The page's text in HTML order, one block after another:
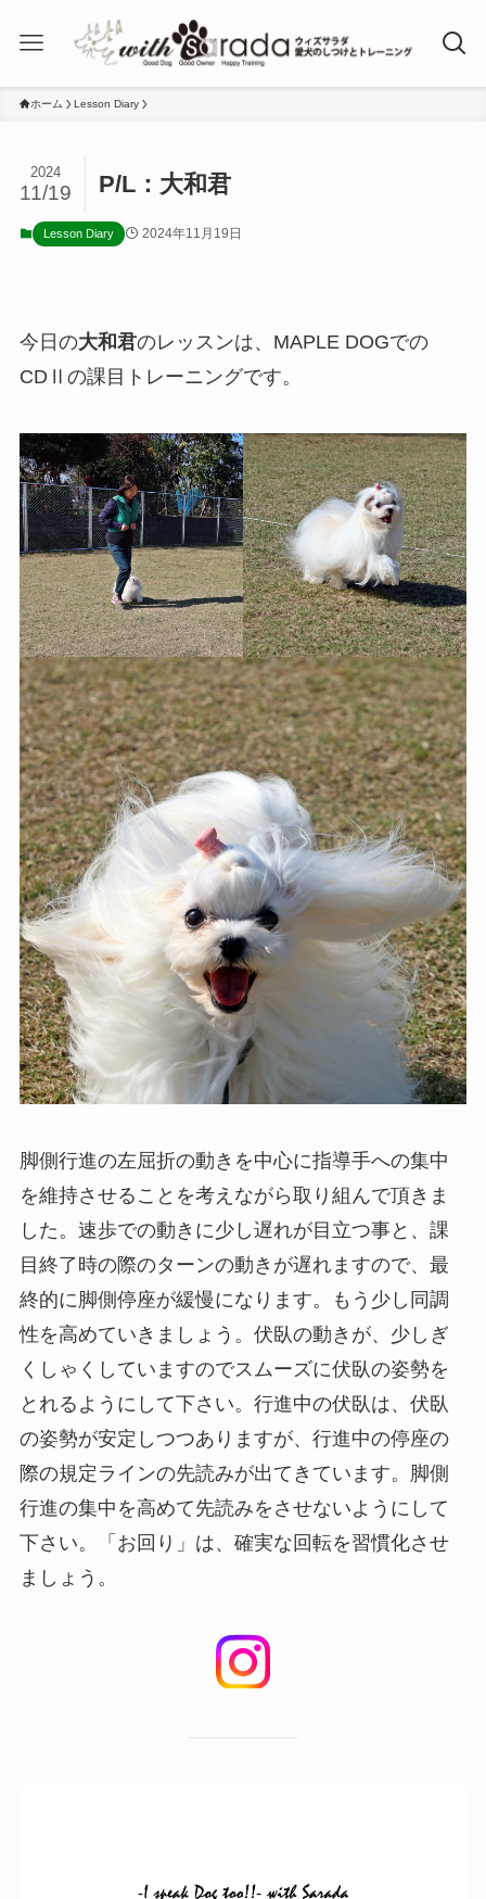
ホーム Lesson Diary
P/L：大和君
2024
11/19
Lesson Diary 2024年11月19日
今日の大和君のレッスンは、MAPLE DOGでの
CDⅡの課目トレーニングです。
脚側行進の左屈折の動きを中心に指導手への集中
を維持させることを考えながら取り組んで頂きま
した。速歩での動きに少し遅れが目立つ事と、課
目終了時の際のターンの動きが遅れますので、最
終的に脚側停座が緩慢になります。もう少し同調
性を高めていきましょう。伏臥の動きが、少しぎ
くしゃくしていますのでスムーズに伏臥の姿勢を
とれるようにして下さい。行進中の伏臥は、伏臥
の姿勢が安定しつつありますが、行進中の停座の
際の規定ラインの先読みが出てきています。脚側
行進の集中を高めて先読みをさせないようにして
下さい。「お回り」は、確実な回転を習慣化させ
ましょう。